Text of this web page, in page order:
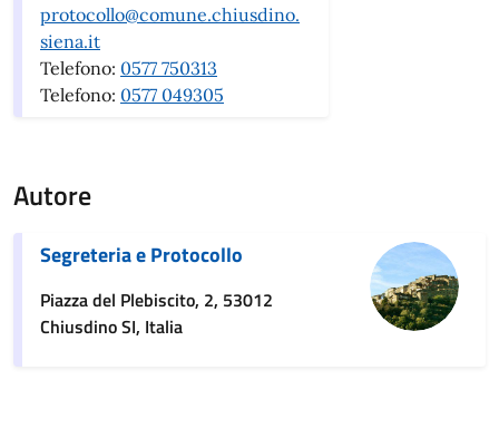
protocollo@comune.chiusdino.
siena.it
Telefono: 0577 750313
Telefono: 0577 049305
Autore
Segreteria e Protocollo
Piazza del Plebiscito, 2, 53012
Chiusdino SI, Italia